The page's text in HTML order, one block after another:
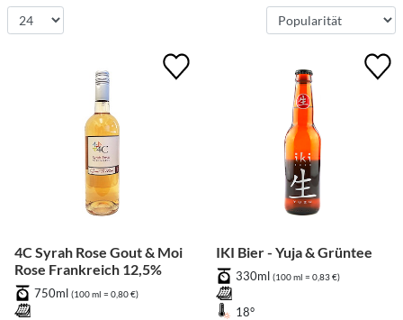
4C Syrah Rose Gout & Moi
Rose Frankreich 12,5%
750ml (100 ml = 0,80 €)
IKI Bier - Yuja & Grüntee
330ml (100 ml = 0,83 €)
18°